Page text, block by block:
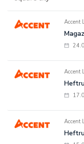
Accent
Accent
Accent